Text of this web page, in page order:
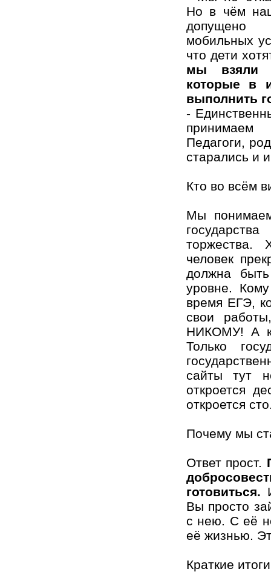
Но в чём
допущено
мобильных
что дети
мы взяли
которые в
выполнить
-
Педагоги,
старались и
Кто во всём
Мы
торжества.
человек
должна
уровне.
время ЕГЭ,
свои
НИКОМУ! А
Только
сайты тут
откроется
откроется
Почему мы
Ответ прост.
готовиться.
Вы просто
с нею. С её
её жизнью.
Краткие